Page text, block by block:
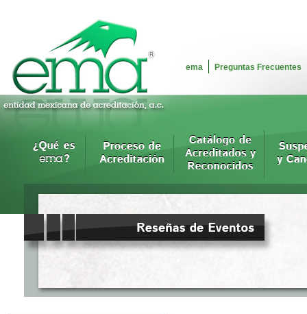
ema Preguntas Frecuentes